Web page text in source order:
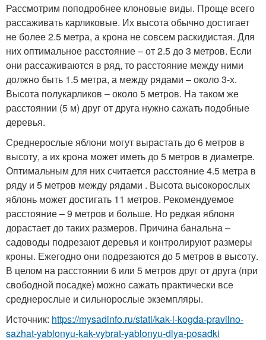
Рассмотрим поподробнее клоновые виды. Проще всего
рассаживать карликовые. Их высота обычно достигает
не более 2.5 метра, а крона не совсем раскидистая. Для
них оптимальное расстояние – от 2.5 до 3 метров. Если
они рассаживаются в ряд, то расстояние между ними
должно быть 1.5 метра, а между рядами – около 3-х.
Высота полукарликов – около 5 метров. На таком же
расстоянии (5 м) друг от друга нужно сажать подобные
деревья.
Среднерослые яблони могут вырастать до 6 метров в
высоту, а их крона может иметь до 5 метров в диаметре.
Оптимальным для них считается расстояние 4.5 метра в
ряду и 5 метров между рядами . Высота высокорослых
яблонь может достигать 11 метров. Рекомендуемое
расстояние – 9 метров и больше. Но редкая яблоня
дорастает до таких размеров. Причина банальна –
садоводы подрезают деревья и контролируют размеры
кроны. Ежегодно они подрезаются до 5 метров в высоту.
В целом на расстоянии 6 или 5 метров друг от друга (при
свободной посадке) можно сажать практически все
среднерослые и сильнорослые экземпляры.
Источник: https://mysadinfo.ru/stati/kak-i-kogda-pravilno-
sazhat-yablonyu-kak-vybrat-yablonyu-dlya-posadki